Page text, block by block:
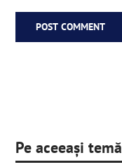
Pe aceeași temă